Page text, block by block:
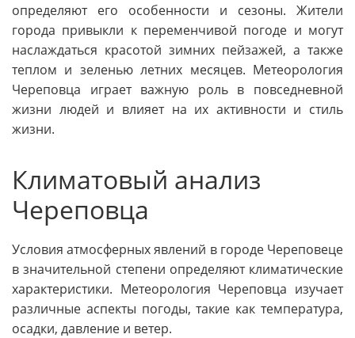
определяют его особенности и сезоны. Жители
города привыкли к переменчивой погоде и могут
наслаждаться красотой зимних пейзажей, а также
теплом и зеленью летних месяцев. Метеорология
Череповца играет важную роль в повседневной
жизни людей и влияет на их активности и стиль
жизни.
Климатовый анализ
Череповца
Условия атмосферных явлений в городе Череповеце
в значительной степени определяют климатические
характеристики. Метеорология Череповца изучает
различные аспекты погоды, такие как температура,
осадки, давление и ветер.